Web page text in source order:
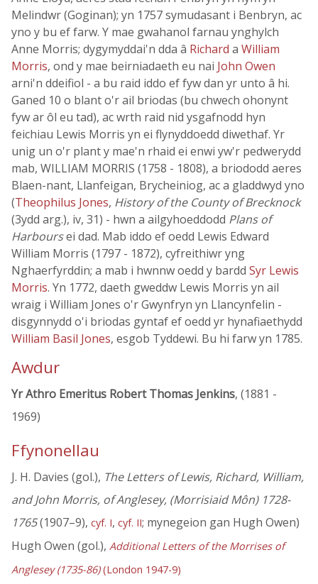
Melindwr (Goginan); yn 1757 symudasant i Benbryn, ac
yno y bu ef farw. Y mae gwahanol farnau ynghylch
Anne Morris; dygymyddai'n dda â Richard a William
Morris, ond y mae beirniadaeth eu nai John Owen
arni'n ddeifiol - a bu raid iddo ef fyw dan yr unto â hi.
Ganed 10 o blant o'r ail briodas (bu chwech ohonynt
fyw ar ôl eu tad), ac wrth raid nid ysgafnodd hyn
feichiau Lewis Morris yn ei flynyddoedd diwethaf. Yr
unig un o'r plant y mae'n rhaid ei enwi yw'r pedwerydd
mab, WILLIAM MORRIS (1758 - 1808), a briododd aeres
Blaen-nant, Llanfeigan, Brycheiniog, ac a gladdwyd yno
(Theophilus Jones, History of the County of Brecknock
(3ydd arg.), iv, 31) - hwn a ailgyhoeddodd Plans of
Harboursei dad. Mab iddo ef oedd Lewis Edward
William Morris (1797 - 1872), cyfreithiwr yng
Nghaerfyrddin; a mab i hwnnw oedd y bardd Syr Lewis
Morris. Yn 1772, daeth gweddw Lewis Morris yn ail
wraig i William Jones o'r Gwynfryn yn Llancynfelin -
disgynnydd o'i briodas gyntaf ef oedd yr hynafiaethydd
William Basil Jones, esgob Tyddewi. Bu hi farw yn 1785.
Awdur
Yr Athro Emeritus Robert Thomas Jenkins, (1881 -
1969)
Ffynonellau
J. H. Davies (gol.), The Letters of Lewis, Richard, William,
and John Morris, of Anglesey, (Morrisiaid Môn) 1728-
1765(1907–9), cyf. I, cyf. II; mynegeion gan Hugh Owen)
Hugh Owen (gol.), Additional Letters of the Morrises of
Anglesey (1735-86)(London 1947-9)